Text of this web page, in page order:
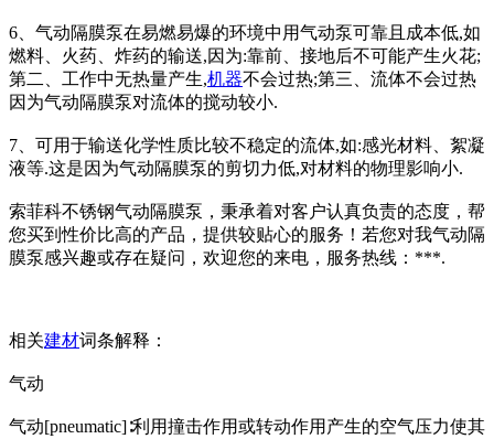
6、气动隔膜泵在易燃易爆的环境中用气动泵可靠且成本低,如
燃料、火药、炸药的输送,因为:靠前、接地后不可能产生火花;
第二、工作中无热量产生,机器不会过热;第三、流体不会过热
因为气动隔膜泵对流体的搅动较小.
7、可用于输送化学性质比较不稳定的流体,如:感光材料、絮凝
液等.这是因为气动隔膜泵的剪切力低,对材料的物理影响小.
索菲科不锈钢气动隔膜泵，秉承着对客户认真负责的态度，帮
您买到性价比高的产品，提供较贴心的服务！若您对我气动隔
膜泵感兴趣或存在疑问，欢迎您的来电，服务热线：***.
相关建材词条解释：
气动
气动[pneumatic]∶利用撞击作用或转动作用产生的空气压力使其